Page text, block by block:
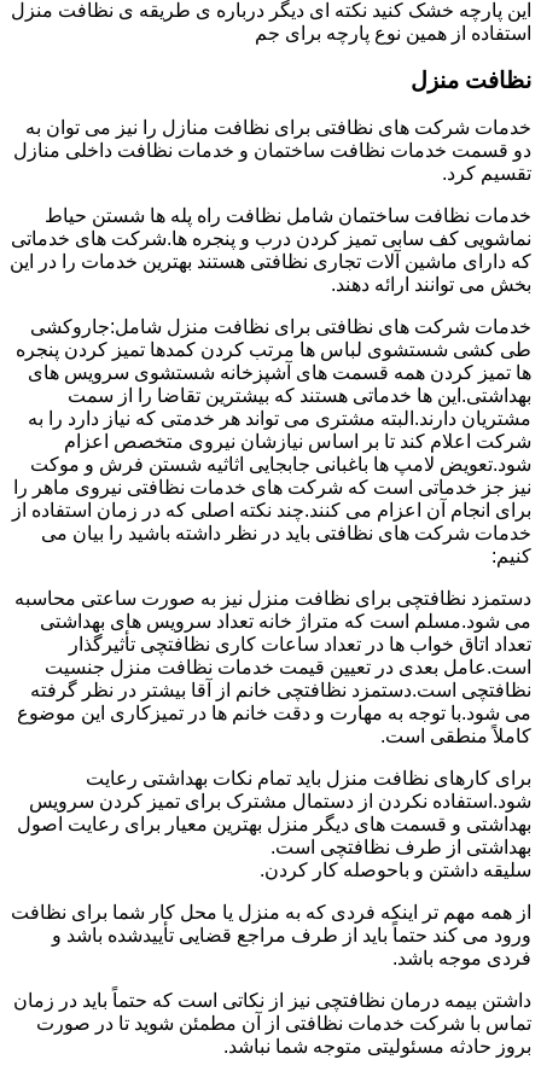
این پارچه خشک کنید نکته ای دیگر درباره ی طریقه ی نظافت منزل
استفاده از همین نوع پارچه برای جم
نظافت منزل
خدمات شرکت های نظافتی برای نظافت منازل را نیز می توان به
دو قسمت خدمات نظافت ساختمان و خدمات نظافت داخلی منازل
تقسیم کرد.
خدمات نظافت ساختمان شامل نظافت راه پله ها شستن حیاط
نماشویی کف سابی تمیز کردن درب و پنجره ها.شرکت های خدماتی
که دارای ماشین آلات تجاری نظافتی هستند بهترین خدمات را در این
بخش می توانند ارائه دهند.
خدمات شرکت های نظافتی برای نظافت منزل شامل:جاروکشی
طی کشی شستشوی لباس ها مرتب کردن کمدها تمیز کردن پنجره
ها تمیز کردن همه قسمت های آشپزخانه شستشوی سرویس های
بهداشتی.این ها خدماتی هستند که بیشترین تقاضا را از سمت
مشتریان دارند.البته مشتری می تواند هر خدمتی که نیاز دارد را به
شرکت اعلام کند تا بر اساس نیازشان نیروی متخصص اعزام
شود.تعویض لامپ ها باغبانی جابجایی اثاثیه شستن فرش و موکت
نیز جز خدماتی است که شرکت های خدمات نظافتی نیروی ماهر را
برای انجام آن اعزام می کنند.چند نکته اصلی که در زمان استفاده از
خدمات شرکت های نظافتی باید در نظر داشته باشید را بیان می
کنیم:
دستمزد نظافتچی برای نظافت منزل نیز به صورت ساعتی محاسبه
می شود.مسلم است که متراژ خانه تعداد سرویس های بهداشتی
تعداد اتاق خواب ها در تعداد ساعات کاری نظافتچی تأثیرگذار
است.عامل بعدی در تعیین قیمت خدمات نظافت منزل جنسیت
نظافتچی است.دستمزد نظافتچی خانم از آقا بیشتر در نظر گرفته
می شود.با توجه به مهارت و دقت خانم ها در تمیزکاری این موضوع
کاملاً منطقی است.
برای کارهای نظافت منزل باید تمام نکات بهداشتی رعایت
شود.استفاده نکردن از دستمال مشترک برای تمیز کردن سرویس
بهداشتی و قسمت های دیگر منزل بهترین معیار برای رعایت اصول
بهداشتی از طرف نظافتچی است.
سلیقه داشتن و باحوصله کار کردن.
از همه مهم تر اینکه فردی که به منزل یا محل کار شما برای نظافت
ورود می کند حتماً باید از طرف مراجع قضایی تأییدشده باشد و
فردی موجه باشد.
داشتن بیمه درمان نظافتچی نیز از نکاتی است که حتماً باید در زمان
تماس با شرکت خدمات نظافتی از آن مطمئن شوید تا در صورت
بروز حادثه مسئولیتی متوجه شما نباشد.